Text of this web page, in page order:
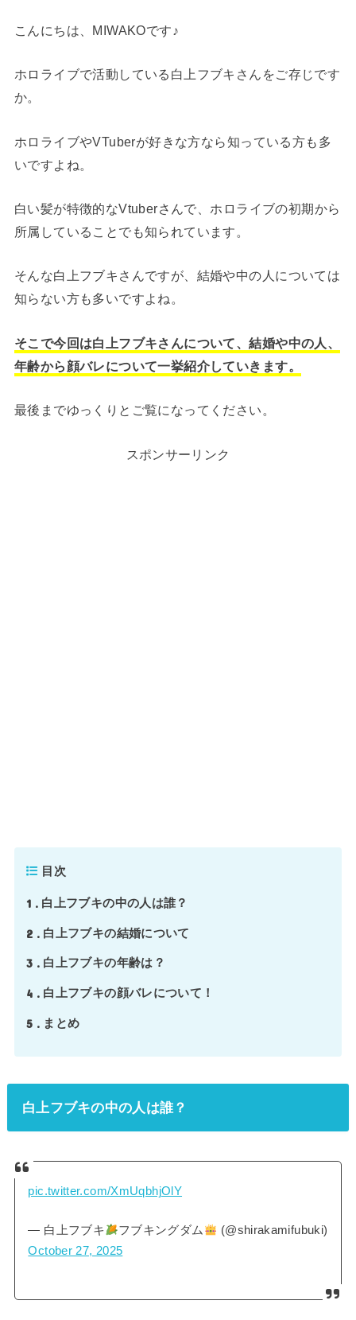
こんにちは、MIWAKOです♪
ホロライブで活動している白上フブキさんをご存じです
か。
ホロライブやVTuberが好きな方なら知っている方も多
いですよね。
白い髪が特徴的なVtuberさんで、ホロライブの初期から
所属していることでも知られています。
そんな白上フブキさんですが、結婚や中の人については
知らない方も多いですよね。
そこで今回は白上フブキさんについて、結婚や中の人、
年齢から顔バレについて一挙紹介していきます。
最後までゆっくりとご覧になってください。
スポンサーリンク
目次
1 白上フブキの中の人は誰？
2 白上フブキの結婚について
3 白上フブキの年齢は？
4 白上フブキの顔バレについて！
5 まとめ
白上フブキの中の人は誰？
pic.twitter.com/XmUqbhjOlY
— 白上フブキ フブキングダム
(@shirakamifubuki)
October 27, 2025